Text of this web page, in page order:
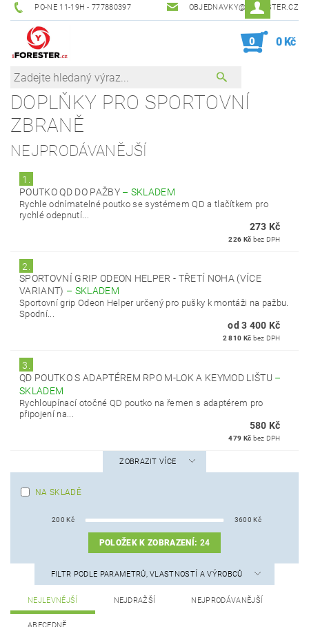
PO-NE 11-19H - 777880397 OBJEDNAVKY@IFORESTER.CZ
0 0 Kč
DOPLŇKY PRO SPORTOVNÍ
ZBRANĚ
NEJPRODÁVANĚJŠÍ
1.
POUTKO QD DO PAŽBY – SKLADEM
Rychle odnímatelné poutko se systémem QD a tlačítkem pro
rychlé odepnutí...
273 Kč
226 Kč bez DPH
2.
SPORTOVNÍ GRIP ODEON HELPER - TŘETÍ NOHA (VÍCE
VARIANT) – SKLADEM
Sportovní grip Odeon Helper určený pro pušky k montáži na pažbu.
Spodní...
od 3 400 Kč
2 810 Kč bez DPH
3.
QD POUTKO S ADAPTÉREM RPO M-LOK A KEYMOD LIŠTU –
SKLADEM
Rychloupínací otočné QD poutko na řemen s adaptérem pro
připojení na...
580 Kč
479 Kč bez DPH
ZOBRAZIT VÍCE
NA SKLADĚ
200 Kč 3600 Kč
POLOŽEK K ZOBRAZENÍ: 24
FILTR PODLE PARAMETRŮ, VLASTNOSTÍ A VÝROBCŮ
NEJLEVNĚJŠÍ NEJDRAŽŠÍ NEJPRODÁVANĚJŠÍ